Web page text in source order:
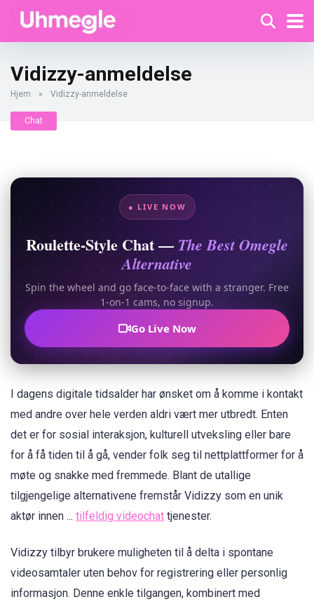
Vidizzy-anmeldelse
Hjem » Vidizzy-anmeldelse
Chat
● LIVE NOW
Roulette-Style Chat — The Best Omegle
Alternative
Spin the wheel and go face-to-face with a stranger. Free
1-on-1 cams, no signup.
Go Live Now
I dagens digitale tidsalder har ønsket om å komme i kontakt
med andre over hele verden aldri vært mer utbredt. Enten
det er for sosial interaksjon, kulturell utveksling eller bare
for å få tiden til å gå, vender folk seg til nettplattformer for å
møte og snakke med fremmede. Blant de utallige
tilgjengelige alternativene fremstår Vidizzy som en unik
aktør innen ... tilfeldig videochat tjenester.
Vidizzy tilbyr brukere muligheten til å delta i spontane
videosamtaler uten behov for registrering eller personlig
informasjon. Denne enkle tilgangen, kombinert med